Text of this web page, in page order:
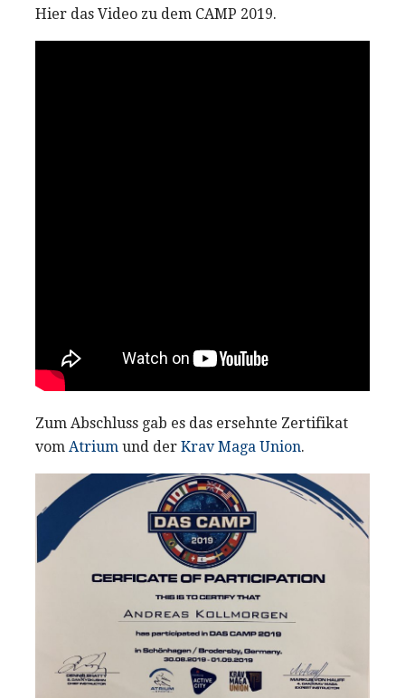
Hier das Video zu dem CAMP 2019.
Zum Abschluss gab es das ersehnte Zertifikat
vom Atrium und der Krav Maga Union.